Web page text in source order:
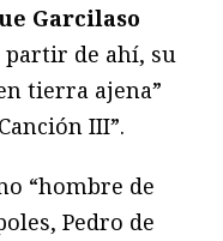
Garcilaso
partir de ahí, su
tierra ajena”
III”.
“hombre de
Pedro de